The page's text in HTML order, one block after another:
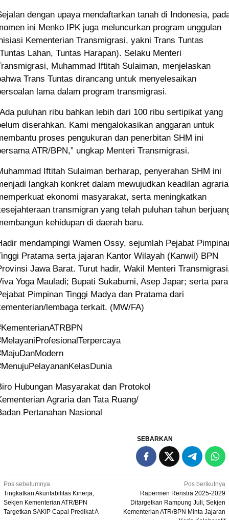
dengan upaya mendaftarkan tanah di Indonesia,
ini Menko IPK juga meluncurkan program unggulan
Kementerian Transmigrasi, yakni Trans Tuntas
Lahan, Tuntas Harapan). Selaku Menteri
Muhammad Iftitah Sulaiman, menjelaskan
Trans Tuntas dirancang untuk menyelesaikan
lama dalam program transmigrasi.
puluhan ribu bahkan lebih dari 100 ribu sertipikat yang
diserahkan. Kami mengalokasikan anggaran untuk
proses pengukuran dan penerbitan SHM ini
ATR/BPN,” ungkap Menteri Transmigrasi.
Iftitah Sulaiman berharap, penyerahan SHM ini
langkah konkret dalam mewujudkan keadilan
ekonomi masyarakat, serta meningkatkan
transmigran yang telah puluhan tahun
kehidupan di daerah baru.
mendampingi Wamen Ossy, sejumlah Pejabat
Pratama serta jajaran Kantor Wilayah (Kanwil) BPN
Jawa Barat. Turut hadir, Wakil Menteri
Yoga Mauladi; Bupati Sukabumi, Asep Japar; serta para
Pimpinan Tinggi Madya dan Pratama dari
lembaga terkait. (MW/FA)
Hubungan Masyarakat dan Protokol
Agraria dan Tata Ruang/
Pertanahan Nasional
SEBARKAN
Navigasi
pos
Pos sebelumnya
Tingkatkan Akuntabilitas Kinerja,
Sekjen Kementerian ATR/BPN
Targetkan SAKIP Capai Predikat A
Pos berikutnya
Rapermen Renstra 2025-2029
Ditargetkan Rampung Juli, Sekjen
Kementerian ATR/BPN Minta Jajaran